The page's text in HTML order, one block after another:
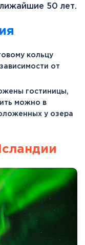
50 лет.
кольцу
от
гостиницы,
можно в
у озера